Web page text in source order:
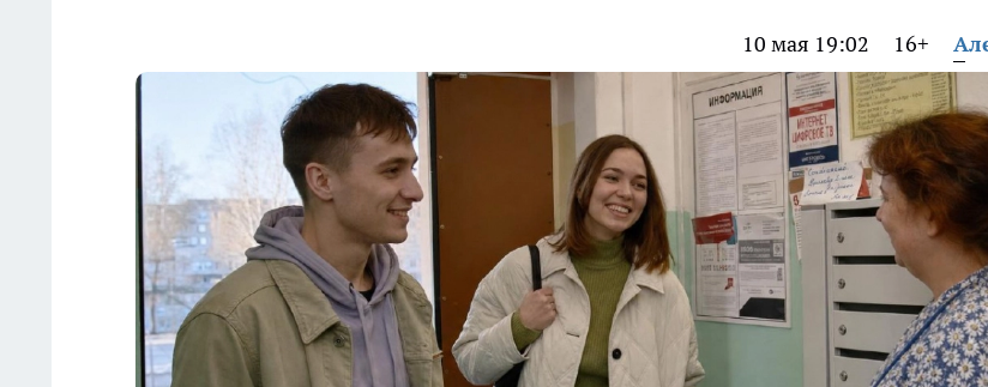
10 мая 19:02 16+